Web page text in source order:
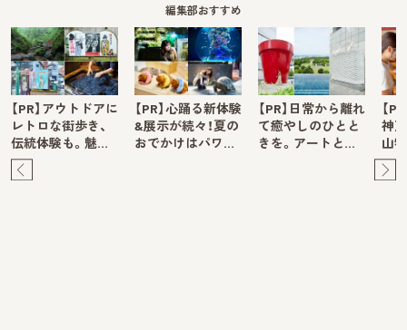
編集部おすすめ
【PR】アウトドアに
レトロな街歩き、
伝統体験も。魅…
【PR】心踊る新体験
&展示が続々！夏の
おでかけはパワ…
【PR】日常から離れ
て癒やしのひとと
きを。アートと…
【
神
山